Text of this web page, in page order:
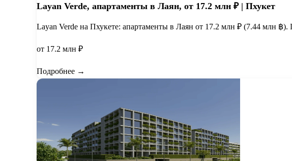
Layan Verde, апартаменты в Лаян, от 17.2 млн ₽ | Пхукет
Layan Verde на Пхукете: апартаменты в Лаян от 17.2 млн ₽ (7.44 млн ฿
от 17.2 млн ₽
Подробнее →